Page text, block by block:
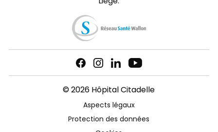
© 2026 Hôpital Citadelle
Aspects légaux
Protection des données